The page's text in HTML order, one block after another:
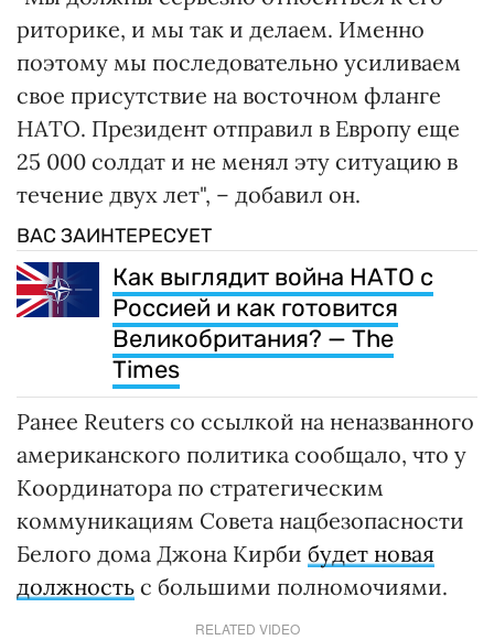
риторике, и мы так и делаем. Именно
поэтому мы последовательно усиливаем
свое присутствие на восточном фланге
НАТО. Президент отправил в Европу еще
25 000 солдат и не менял эту ситуацию в
течение двух лет", – добавил он.
ВАС ЗАИНТЕРЕСУЕТ
Как выглядит война НАТО с
Россией и как готовится
Великобритания? — The
Times
Ранее Reuters со ссылкой на неназванного
американского политика сообщало, что у
Координатора по стратегическим
коммуникациям Совета нацбезопасности
Белого дома Джона Кирби будет новая
должность с большими полномочиями.
RELATED VIDEO